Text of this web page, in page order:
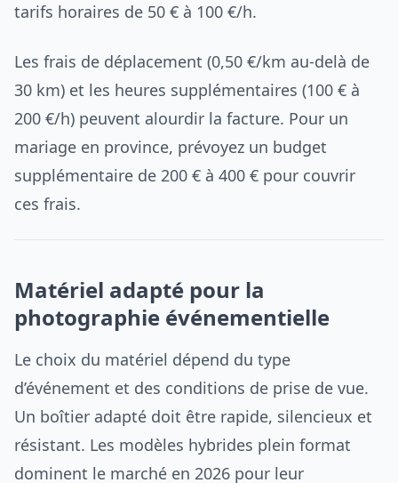
tarifs horaires de 50 € à 100 €/h.
Les frais de déplacement (0,50 €/km au-delà de
30 km) et les heures supplémentaires (100 € à
200 €/h) peuvent alourdir la facture. Pour un
mariage en province, prévoyez un budget
supplémentaire de 200 € à 400 € pour couvrir
ces frais.
Matériel adapté pour la
photographie événementielle
Le choix du matériel dépend du type
d’événement et des conditions de prise de vue.
Un boîtier adapté doit être rapide, silencieux et
résistant. Les modèles hybrides plein format
dominent le marché en 2026 pour leur